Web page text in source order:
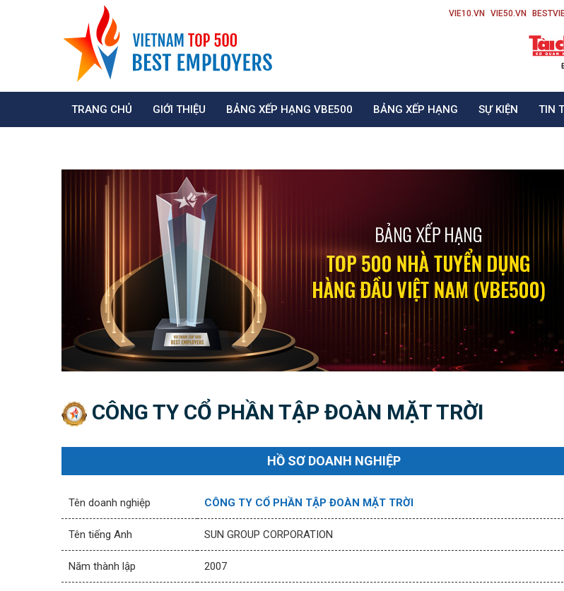
VIE10.VN VIE50.VN
TRANG CHỦ GIỚI THIỆU BẢNG XẾP HẠNG VBE500 BẢNG XẾP HẠNG SỰ KIỆN TIN
CÔNG TY CỔ PHẦN TẬP ĐOÀN MẶT TRỜI
HỒ SƠ DOANH NGHIỆP
Tên doanh nghiệp CÔNG TY CỔ PHẦN TẬP ĐOÀN MẶT TRỜI
Tên tiếng Anh SUN GROUP CORPORATION
Năm thành lập 2007